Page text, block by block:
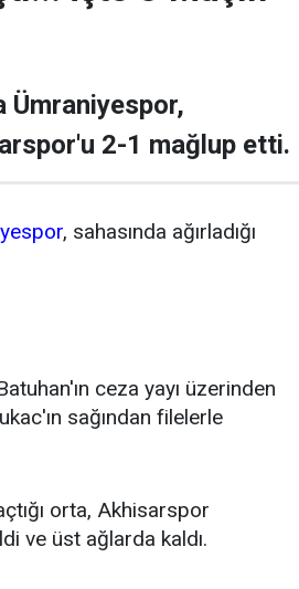
Ümraniyespor,
2-1 mağlup etti.
, sahasında ağırladığı
ceza yayı üzerinden
sağından filelerle
orta, Akhisarspor
ve üst ağlarda kaldı.